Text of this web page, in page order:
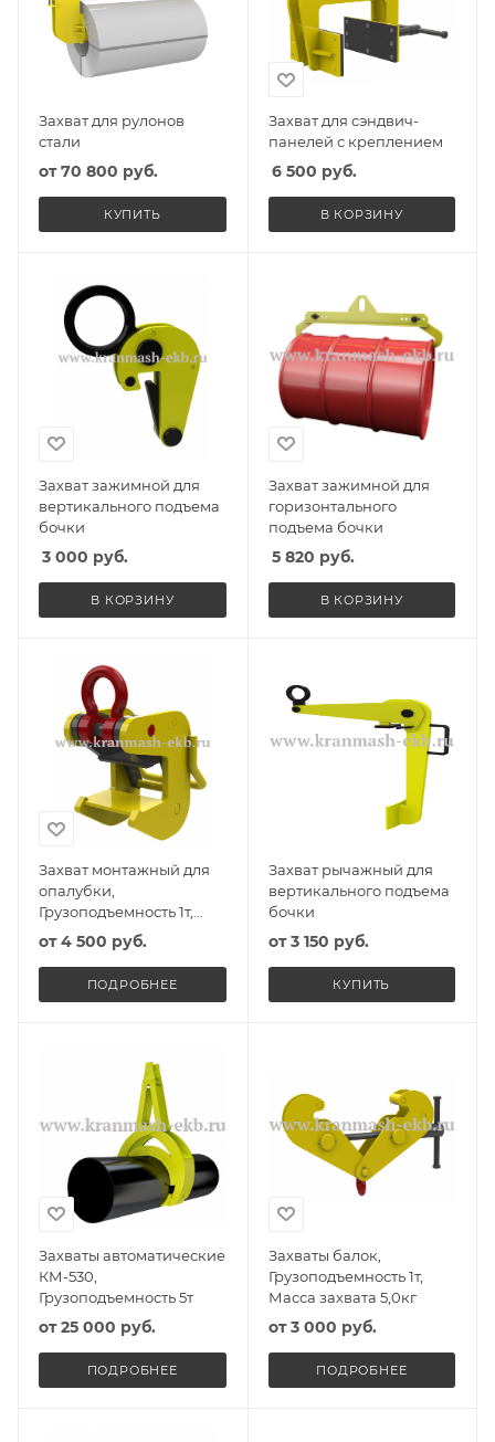
Захват для рулонов
стали
от70 800 руб.
КУПИТЬ
Захват для сэндвич-
панелей с креплением
6 500 руб.
В КОРЗИНУ
Захват зажимной для
вертикального подъема
бочки
3 000 руб.
В КОРЗИНУ
Захват зажимной для
горизонтального
подъема бочки
5 820 руб.
В КОРЗИНУ
Захват монтажный для
опалубки,
Грузоподъемность 1т,
Масса захвата 6,5кг,
Интервал (зев) захвата
60мм
от4 500 руб.
ПОДРОБНЕЕ
Захват рычажный для
вертикального подъема
бочки
от3 150 руб.
КУПИТЬ
Захваты автоматические
КМ-530,
Грузоподъемность 5т
от25 000 руб.
ПОДРОБНЕЕ
Захваты балок,
Грузоподъемность 1т,
Масса захвата 5,0кг
от3 000 руб.
ПОДРОБНЕЕ